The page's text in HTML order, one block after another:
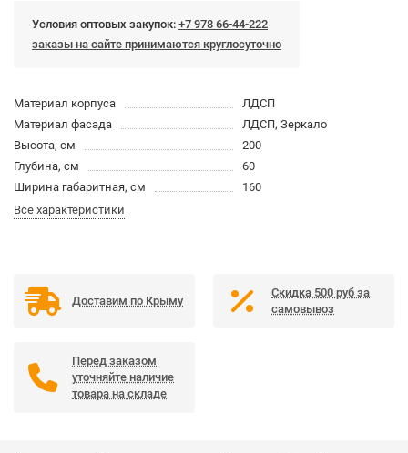
Условия оптовых закупок: +7 978 66-44-222
заказы на сайте принимаются круглосуточно
Материал корпуса
ЛДСП
Материал фасада
ЛДСП, Зеркало
Высота, см
200
Глубина, см
60
Ширина габаритная, см
160
Все характеристики
Доставим по Крыму
Скидка 500 руб за
самовывоз
Перед заказом
уточняйте наличие
товара на складе